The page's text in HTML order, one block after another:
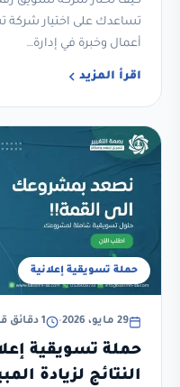
تساعدك على اختيار شركة
أعمال وخبرة في إدارة…
اقرأ المزيد
حملة تسويقية إعلانية
29 مايو، 2026 • 1 دقائق قراءة
حملة تسويقية
النتائج لزيادة